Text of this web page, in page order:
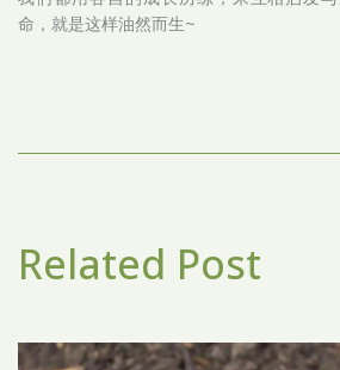
命，就是这样油然而生~
Related Post